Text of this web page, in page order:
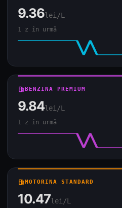
9.36lei/L
1 z în urmă
local_gas_stationBENZINA PREMIUM
9.84lei/L
1 z în urmă
local_gas_stationMOTORINA STANDARD
10.47lei/L